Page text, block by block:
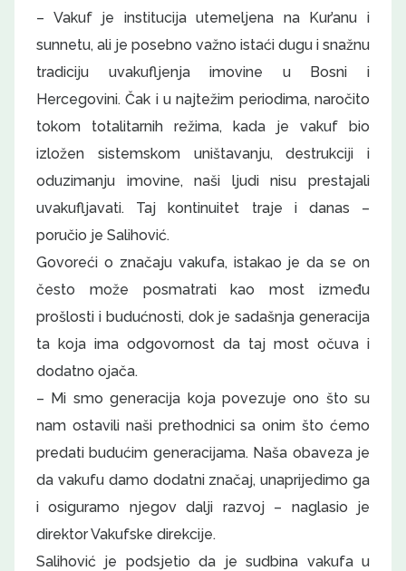
– Vakuf je institucija utemeljena na Kur’anu i
sunnetu, ali je posebno važno istaći dugu i snažnu
tradiciju uvakufljenja imovine u Bosni i
Hercegovini. Čak i u najtežim periodima, naročito
tokom totalitarnih režima, kada je vakuf bio
izložen sistemskom uništavanju, destrukciji i
oduzimanju imovine, naši ljudi nisu prestajali
uvakufljavati. Taj kontinuitet traje i danas –
poručio je Salihović.
Govoreći o značaju vakufa, istakao je da se on
često može posmatrati kao most između
prošlosti i budućnosti, dok je sadašnja generacija
ta koja ima odgovornost da taj most očuva i
dodatno ojača.
– Mi smo generacija koja povezuje ono što su
nam ostavili naši prethodnici sa onim što ćemo
predati budućim generacijama. Naša obaveza je
da vakufu damo dodatni značaj, unaprijedimo ga
i osiguramo njegov dalji razvoj – naglasio je
direktor Vakufske direkcije.
Salihović je podsjetio da je sudbina vakufa u